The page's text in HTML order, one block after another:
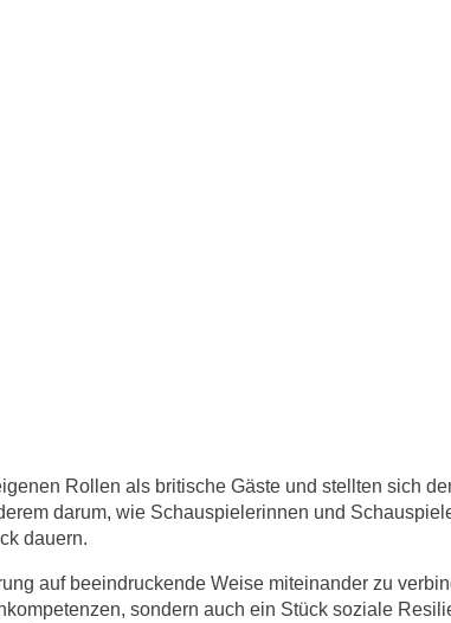
Rollen als britische Gäste und stellten sich
darum, wie Schauspielerinnen und
dauern.
auf beeindruckende Weise miteinander zu
sondern auch ein Stück soziale